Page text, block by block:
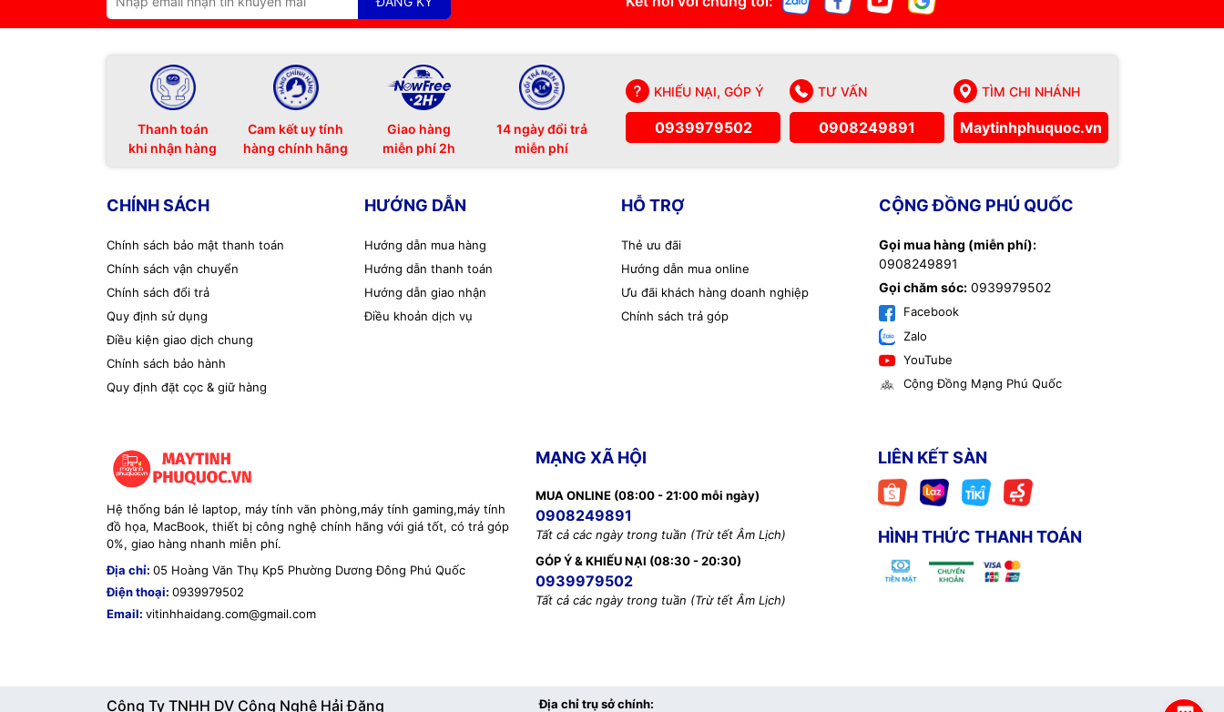
Thanh toán
khi nhận hàng
Cam kết uy tính
hàng chính hãng
Giao hàng
miễn phí 2h
14 ngày đổi trả
miễn phí
KHIẾU NẠI, GÓP Ý
0939979502
TƯ VẤN
0908249891
TÌM CHI NHÁNH
Maytinhphuquoc.vn
CHÍNH SÁCH
Chính sách bảo mật thanh toán
Chính sách vận chuyển
Chính sách đổi trả
Quy định sử dụng
Điều kiện giao dịch chung
Chính sách bảo hành
Quy định đặt cọc & giữ hàng
HƯỚNG DẪN
Hướng dẫn mua hàng
Hướng dẫn thanh toán
Hướng dẫn giao nhận
Điều khoản dịch vụ
HỖ TRỢ
Thẻ ưu đãi
Hướng dẫn mua online
Ưu đãi khách hàng doanh nghiệp
Chính sách trả góp
CỘNG ĐỒNG PHÚ QUỐC
Gọi mua hàng (miễn phí):
0908249891
Gọi chăm sóc:0939979502
Facebook
Zalo
YouTube
Cộng Đồng Mạng Phú Quốc
Hệ thống bán lẻ laptop, máy tính văn phòng,máy tính gaming,máy tính
đồ họa, MacBook, thiết bị công nghệ chính hãng với giá tốt, có trả góp
0%, giao hàng nhanh miễn phí.
Địa chỉ: 05 Hoàng Văn Thụ Kp5 Phường Dương Đông Phú Quốc
Điện thoại: 0939979502
Email: vitinhhaidang.com@gmail.com
MẠNG XÃ HỘI
MUA ONLINE (08:00 - 21:00 mỗi ngày)
0908249891
Tất cả các ngày trong tuần (Trừ tết Âm Lịch)
GÓP Ý & KHIẾU NẠI (08:30 - 20:30)
0939979502
Tất cả các ngày trong tuần (Trừ tết Âm Lịch)
LIÊN KẾT SÀN
HÌNH THỨC THANH TOÁN
Công Ty TNHH DV Công Nghệ Hải Đăng Địa chỉ trụ sở chính: